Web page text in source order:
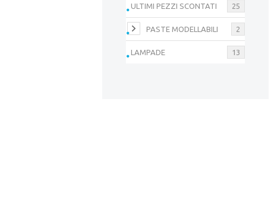
ULTIMI PEZZI SCONTATI 25
PASTE MODELLABILI 2
LAMPADE 13